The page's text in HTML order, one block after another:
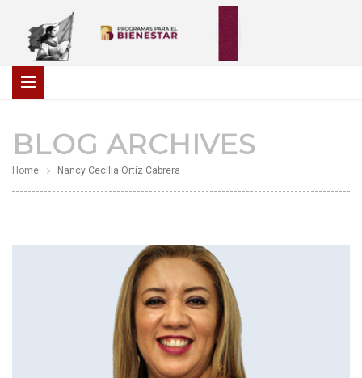
BLOG ARCHIVES
Home Nancy Cecilia Ortiz Cabrera